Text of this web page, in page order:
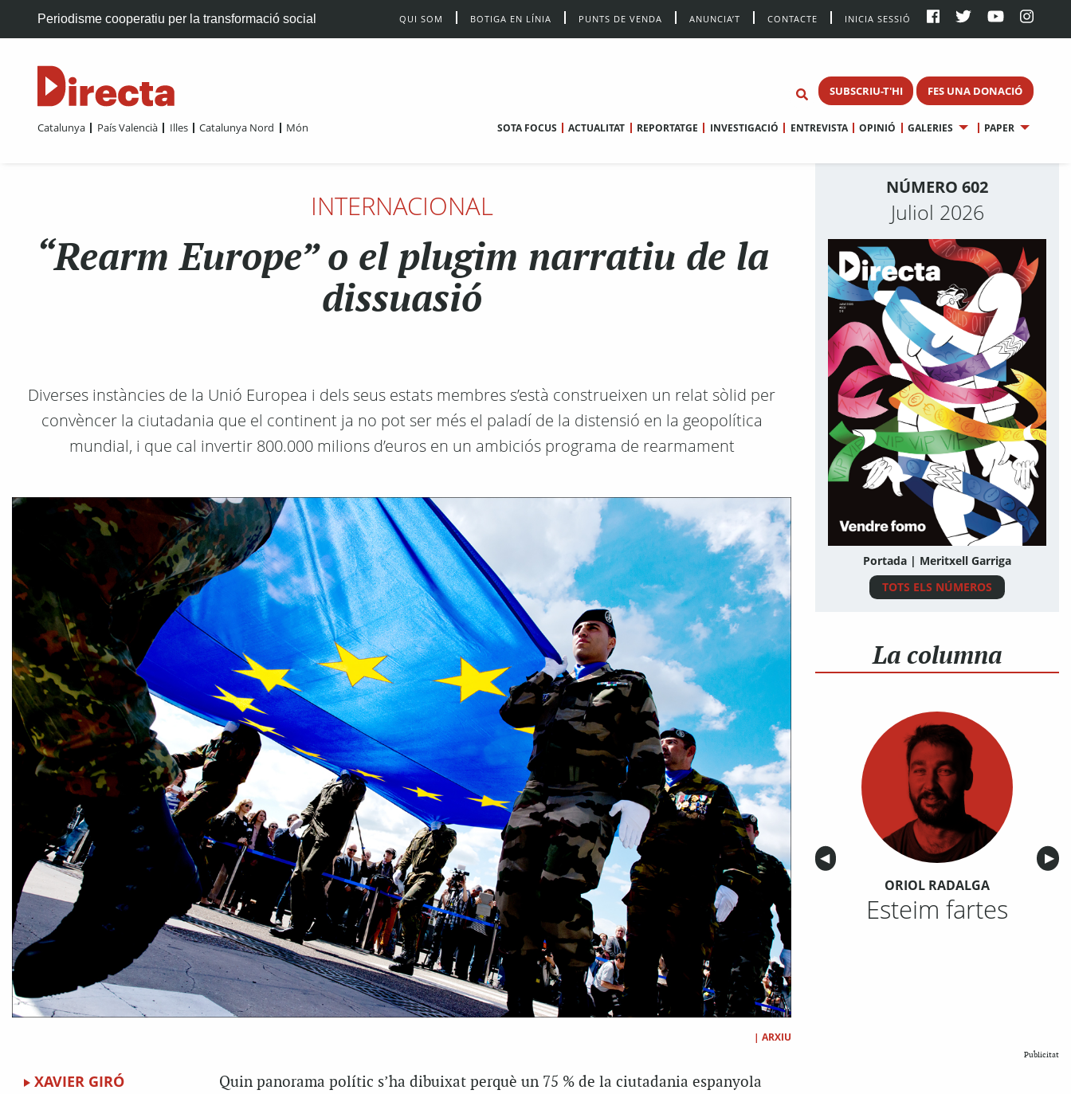
Periodisme cooperatiu per la transformació social QUI SOM BOTIGA EN LÍNIA PUNTS DE VENDA ANUNCIA’T CONTACTE INICIA SESSIÓ
SUBSCRIU-T'HI FES UNA DONACIÓ
Catalunya País Valencià Illes Catalunya Nord Món SOTA FOCUS ACTUALITAT REPORTATGE INVESTIGACIÓ ENTREVISTA OPINIÓ GALERIES PAPER
INTERNACIONAL
“Rearm Europe” o el plugim narratiu de la
dissuasió
Diverses instàncies de la Unió Europea i dels seus estats membres s’està construeixen un relat sòlid per
convèncer la ciutadania que el continent ja no pot ser més el paladí de la distensió en la geopolítica
mundial, i que cal invertir 800.000 milions d’euros en un ambiciós programa de rearmament
| ARXIU
XAVIER GIRÓ
Quin panorama polític s’ha dibuixat perquè un 75 % de la ciutadania espanyola
NÚMERO 602
Juliol 2026
Portada | Meritxell Garriga
TOTS ELS NÚMEROS
La columna
Anterior
◀︎ ▶︎
ORIOL RADALGA
Esteim fartes
Publicitat